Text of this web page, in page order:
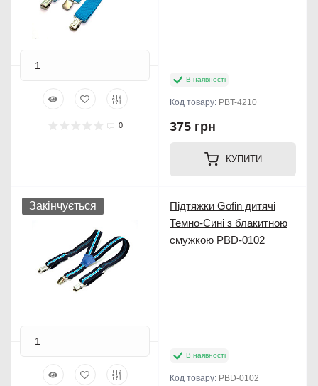
0
В наявності
Код товару: PBT-4210
375 грн
КУПИТИ
Закінчується
Підтяжки Gofin дитячі
Темно-Сині з блакитною
смужкою PBD-0102
В наявності
Код товару: PBD-0102